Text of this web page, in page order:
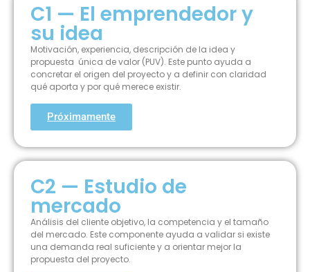
C1 — El emprendedor y
su idea
Motivación, experiencia, descripción de la idea y
propuesta única de valor (PUV). Este punto ayuda a
concretar el origen del proyecto y a definir con claridad
qué aporta y por qué merece existir.
Próximamente
C2 — Estudio de
mercado
Análisis del cliente objetivo, la competencia y el tamaño
del mercado. Este componente ayuda a validar si existe
una demanda real suficiente y a orientar mejor la
propuesta del proyecto.